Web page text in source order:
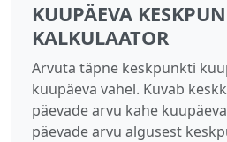
KUUPÄEVA
KALKULAATOR
Arvuta täpne keskpunkti
kuupäeva vahel. Kuvab
päevade arvu kahe
päevade arvu algusest